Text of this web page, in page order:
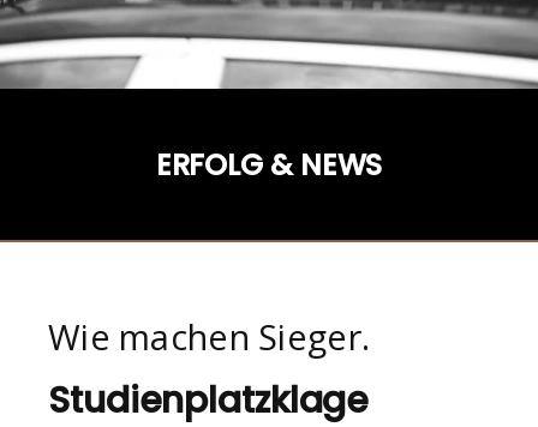
ERFOLG & NEWS
Wie machen Sieger.
Studienplatzklage